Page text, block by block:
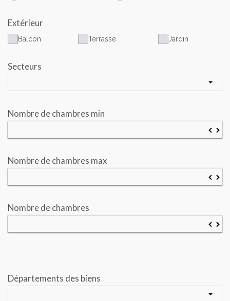
Extérieur
Balcon Terrasse Jardin
Secteurs
Nombre de chambres min
▼
Nombre de chambres max
▼
Nombre de chambres
▼
Départements des biens